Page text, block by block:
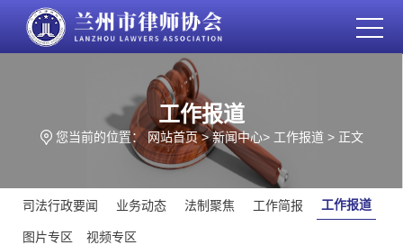
工作报道
您当前的位置：网站首页>新闻中心> 工作报道 > 正文
司法行政要闻 业务动态 法制聚焦 工作简报 工作报道
图片专区 视频专区